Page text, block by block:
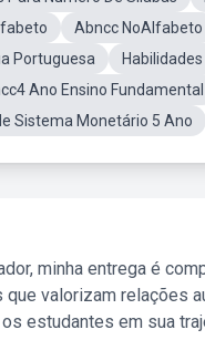
Abncc NoAlfabeto
Portuguesa
Ano Ensino Fundamental
Sistema Monetário 5 Ano
minha entrega é
que valorizam relações
estudantes em sua